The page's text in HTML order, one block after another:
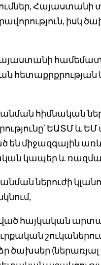
Հայաստանի
իսկ
հիմնական
ԵԱՏՄ և
են միջազգային
կապեր և
ներուժի
հայկական
(ներառյալ